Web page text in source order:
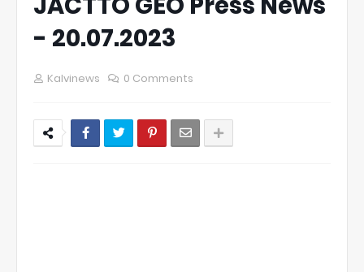
- 20.07.2023
Kalvinews 0 Comments